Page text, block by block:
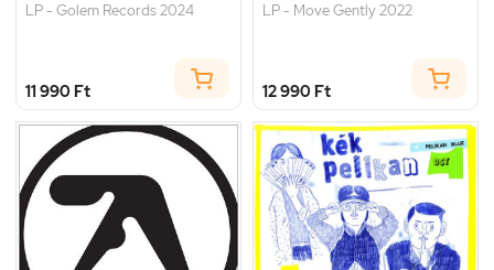
LP - Golem Records 2024
11 990 Ft
LP - Move Gently 2022
12 990 Ft